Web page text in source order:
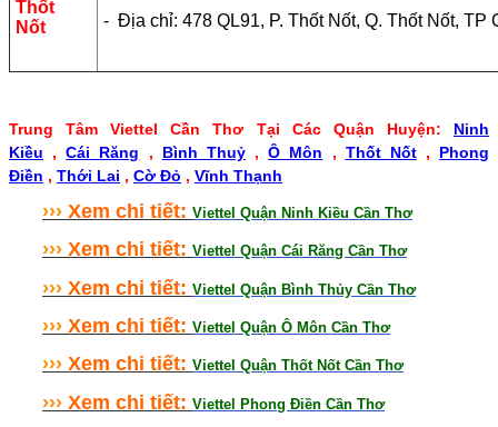
Thốt
Nốt
- Địa chỉ: 478 QL91, P. Thốt Nốt, Q. Thốt Nốt, TP
Trung Tâm Viettel Cần Thơ Tại Các Quận Huyện: Ninh
Kiều ,Cái Răng , Bình Thuỷ,Ô Môn , Thốt Nốt, Phong
Điền , Thới Lai , Cờ Đỏ , Vĩnh Thạnh
››› Xem chi tiết: Viettel Quận Ninh Kiều Cần Thơ
››› Xem chi tiết: Viettel Quận Cái Răng Cần Thơ
››› Xem chi tiết: Viettel Quận Bình Thủy Cần Thơ
››› Xem chi tiết: Viettel Quận Ô Môn Cần Thơ
››› Xem chi tiết: Viettel Quận Thốt Nốt Cần Thơ
››› Xem chi tiết: Viettel Phong Điền Cần Thơ